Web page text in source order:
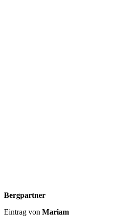
Bergpartner
Eintrag von Mariam